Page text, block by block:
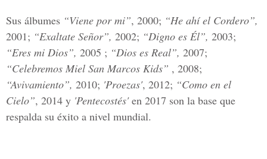
Sus álbumes “Viene por mi”, 2000; “He ahí el Cordero”,
2001; “Exaltate Señor”, 2002; “Digno es Él”, 2003;
“Eres mi Dios”, 2005 ; “Dios es Real”, 2007;
“Celebremos Miel San Marcos Kids” , 2008;
“Avivamiento”, 2010; 'Proezas', 2012; “Como en el
Cielo”, 2014 y 'Pentecostés'en 2017 son la base que
respalda su éxito a nivel mundial.